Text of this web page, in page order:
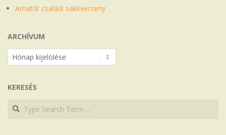
Amatőr családi sakkverseny
ARCHÍVUM
Archívum
KERESÉS
Search
Search